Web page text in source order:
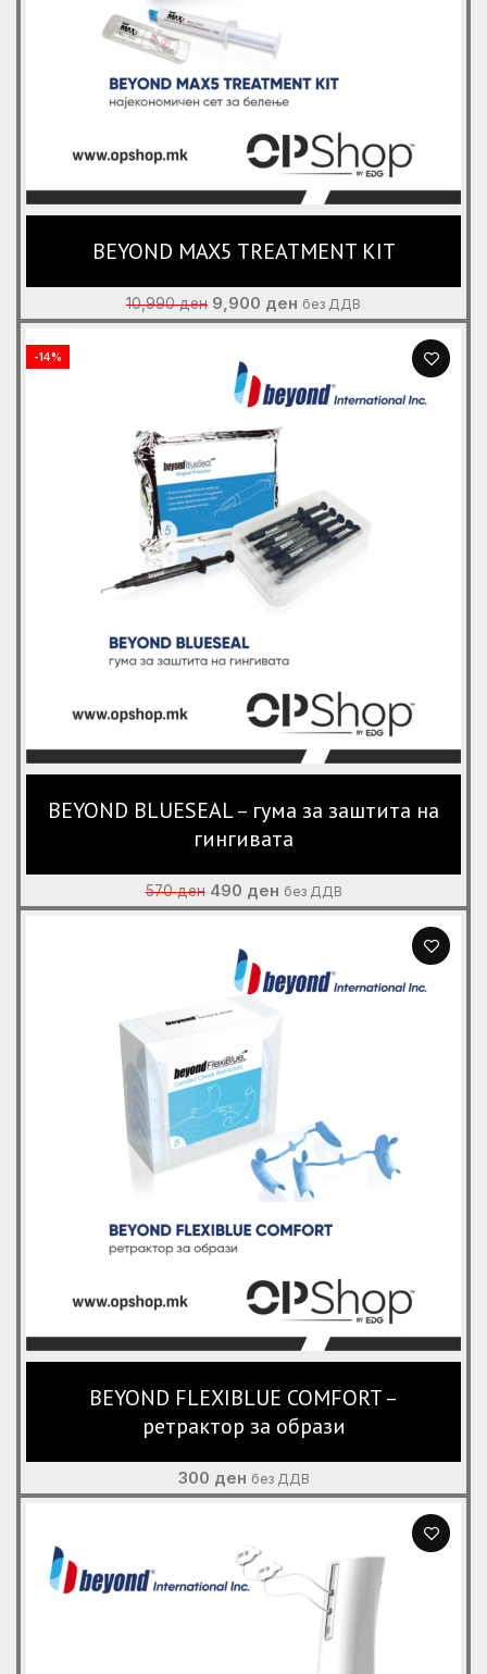
BEYOND MAX5 TREATMENT KIT
10,990ден Original
price
10,990 ден.
9,900 ден Current
price
без ДДВ
-14%
BEYOND BLUESEAL – гума за заштита на
гингивата
570ден Original
price
570 ден.
490 денCurrent
price
без ДДВ
BEYOND FLEXIBLUE COMFORT –
ретрактор за образи
300 ден без ДДВ